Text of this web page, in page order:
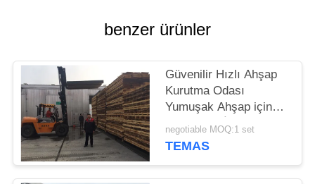
POLICY
benzer ürünler
Güvenilir Hızlı Ahşap
Kurutma Odası
Yumuşak Ahşap için
Cam Elyaf İzolasyonu
negotiable MOQ:1 set
TEMAS